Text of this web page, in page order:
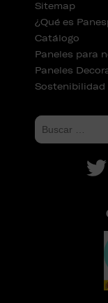
Sitemap
¿Qué es
Catálogo
Paneles para
Paneles
Sostenibilidad